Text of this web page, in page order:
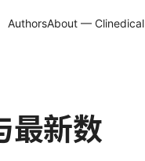
AuthorsAbout — Clinedical
最新数